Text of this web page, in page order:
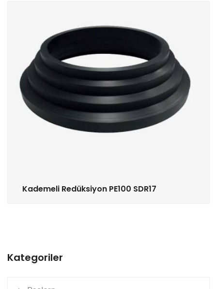
Kademeli Redüksiyon PE100 SDR17
Kategoriler